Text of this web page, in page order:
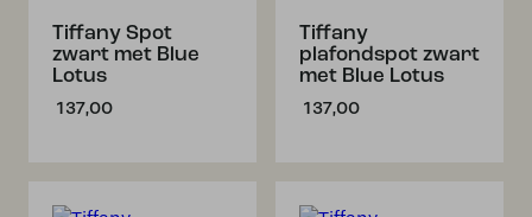
Tiffany Spot
zwart met Blue
Lotus
137,00
Tiffany
plafondspot zwart
met Blue Lotus
137,00